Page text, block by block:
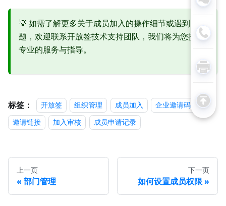
💡 如需了解更多关于成员加入的操作细节或遇到问
题，欢迎联系开放签技术支持团队，我们将为您提供
专业的服务与指导。
标签： 开放签 组织管理 成员加入
企业邀请码
邀请链接
加入审核 成员申请记录
上一页
部门管理
下一页
如何设置成员权限